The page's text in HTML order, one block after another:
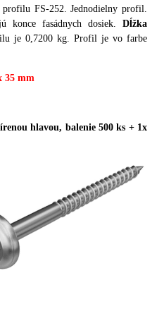
FS-252.
Jednodielny profil.
konce fasádnych dosiek.
Dĺžka
je 0,7200 kg.
Profil je vo farbe
35 mm
hlavou, balenie 500 ks + 1x